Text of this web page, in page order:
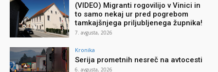
(VIDEO) Migranti rogovilijo v Vinici in
to samo nekaj ur pred pogrebom
tamkajšnjega priljubljenega župnika!
7. avgusta, 2026
Kronika
Serija prometnih nesreč na avtocesti
6. avgusta, 2026